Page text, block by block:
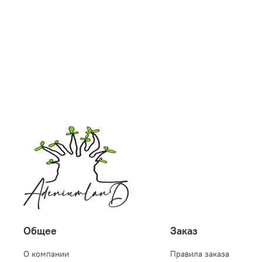
Общее
О компании
Заказ
Правила заказа